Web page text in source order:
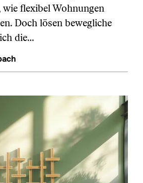
flexibel Wohnungen
Doch lösen bewegliche
die…